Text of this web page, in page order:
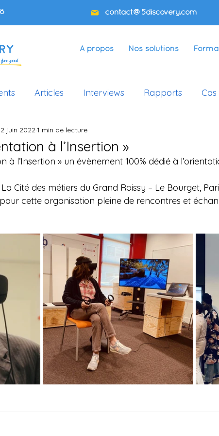
contact@5discovery.com
A propos Nos solutions
Articles Interviews Rapports
Podcast
à l’Insertion »
juin 2022 1 min de lecture
à l’Insertion » un évènement 100% dédié à
Cité des métiers du Grand Roissy – Le Bourget,
cette organisation pleine de rencontres et